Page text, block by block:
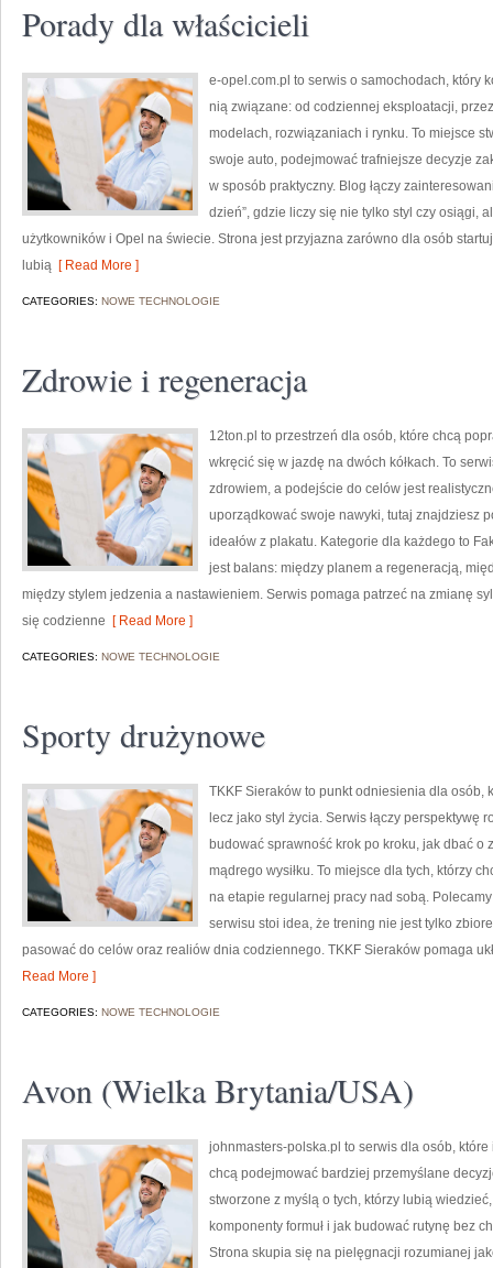
Porady dla właścicieli
e-opel.com.pl to serwis o samochodach, który
nią związane: od codziennej eksploatacji,
modelach, rozwiązaniach i rynku. To miejsce
swoje auto, podejmować trafniejsze decyzje
w sposób praktyczny. Blog łączy
dzień”, gdzie liczy się nie tylko styl czy osiągi,
użytkowników i Opel na świecie. Strona jest przyjazna zarówno dla osób
lubią [ Read More ]
CATEGORIES: NOWE TECHNOLOGIE
Zdrowie i regeneracja
12ton.pl to przestrzeń dla osób, które chcą
wkręcić się w jazdę na dwóch kółkach. To
zdrowiem, a podejście do celów jest
uporządkować swoje nawyki, tutaj znajdziesz
ideałów z plakatu. Kategorie dla każdego to
jest balans: między planem a regeneracją,
między stylem jedzenia a nastawieniem. Serwis pomaga patrzeć na zmianę
się codzienne [ Read More ]
CATEGORIES: NOWE TECHNOLOGIE
Sporty drużynowe
TKKF Sieraków to punkt odniesienia dla osób,
lecz jako styl życia. Serwis łączy
budować sprawność krok po kroku, jak dbać
mądrego wysiłku. To miejsce dla tych, którzy
na etapie regularnej pracy nad sobą.
serwisu stoi idea, że trening nie jest tylko
pasować do celów oraz realiów dnia codziennego. TKKF Sieraków pomaga
Read More ]
CATEGORIES: NOWE TECHNOLOGIE
Avon (Wielka Brytania/USA)
johnmasters-polska.pl to serwis dla osób,
chcą podejmować bardziej przemyślane
stworzone z myślą o tych, którzy lubią
komponenty formuł i jak budować rutynę bez
Strona skupia się na pielęgnacji rozumianej